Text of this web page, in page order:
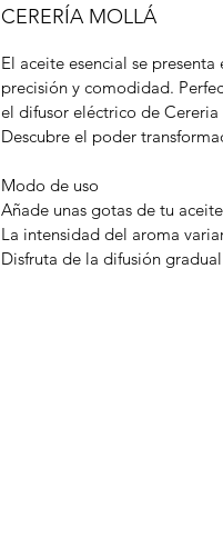
CERERÍA MOLLÁ
El aceite esencial se
precisión y comodidad.
el difusor eléctrico de
Descubre el poder
Modo de uso
Añade unas gotas de tu
La intensidad del aroma
Disfruta de la difusión